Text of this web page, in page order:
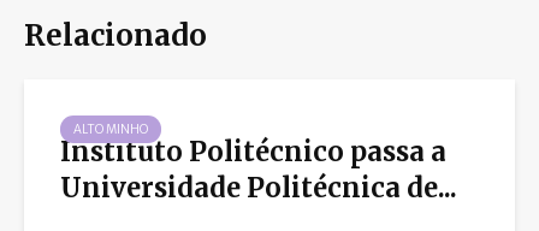
Relacionado
ALTO MINHO
Instituto Politécnico passa a
Universidade Politécnica de...